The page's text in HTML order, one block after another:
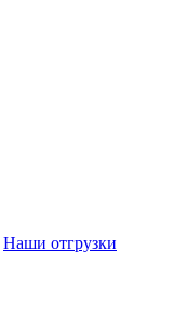
Наши отгрузки